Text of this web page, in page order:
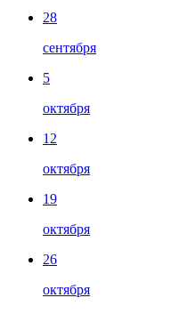
28
сентября
5
октября
12
октября
19
октября
26
октября